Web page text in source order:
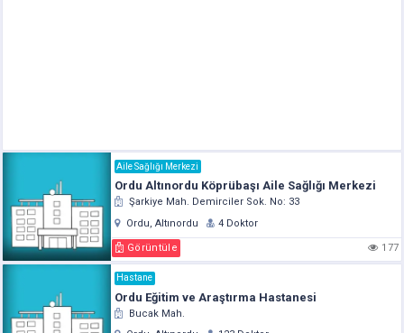
Aile Sağlığı Merkezi
Ordu Altınordu Köprübaşı Aile Sağlığı Merkezi
Şarkiye Mah. Demirciler Sok. No: 33
Ordu, Altınordu
4 Doktor
Görüntüle 177
Hastane
Ordu Eğitim ve Araştırma Hastanesi
Bucak Mah.